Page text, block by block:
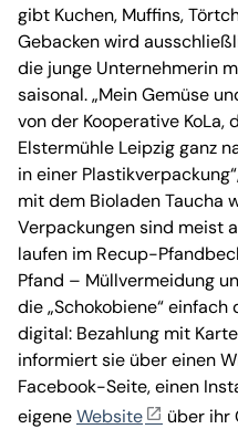
gibt Kuchen, Muffins,
Gebacken wird
die junge Unternehmerin
saisonal. „Mein Gemüse
von der Kooperative KoLa,
Elstermühle Leipzig ganz
in einer
mit dem Bioladen Taucha
Verpackungen sind meist
laufen im Recup-
Pfand – Müllvermeidung
die „Schokobiene“
digital: Bezahlung mit
informiert sie über einen
Facebook-Seite, einen
eigeneWebsite
über ihr